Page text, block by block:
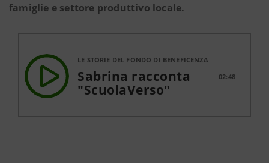
famiglie e settore produttivo locale.
LE STORIE DEL FONDO DI BENEFICENZA
Sabrina racconta
"ScuolaVerso"
02:48